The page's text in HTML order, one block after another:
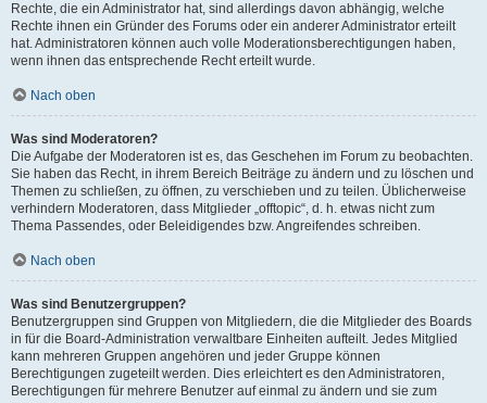
Rechte, die ein Administrator hat, sind allerdings davon abhängig, welche
Rechte ihnen ein Gründer des Forums oder ein anderer Administrator erteilt
hat. Administratoren können auch volle Moderationsberechtigungen haben,
wenn ihnen das entsprechende Recht erteilt wurde.
Nach oben
Was sind Moderatoren?
Die Aufgabe der Moderatoren ist es, das Geschehen im Forum zu beobachten.
Sie haben das Recht, in ihrem Bereich Beiträge zu ändern und zu löschen und
Themen zu schließen, zu öffnen, zu verschieben und zu teilen. Üblicherweise
verhindern Moderatoren, dass Mitglieder „offtopic“, d. h. etwas nicht zum
Thema Passendes, oder Beleidigendes bzw. Angreifendes schreiben.
Nach oben
Was sind Benutzergruppen?
Benutzergruppen sind Gruppen von Mitgliedern, die die Mitglieder des Boards
in für die Board-Administration verwaltbare Einheiten aufteilt. Jedes Mitglied
kann mehreren Gruppen angehören und jeder Gruppe können
Berechtigungen zugeteilt werden. Dies erleichtert es den Administratoren,
Berechtigungen für mehrere Benutzer auf einmal zu ändern und sie zum